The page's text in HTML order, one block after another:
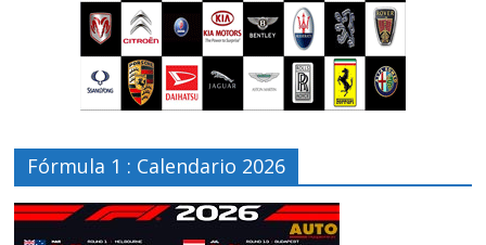
Fórmula 1 : Calendario 2026